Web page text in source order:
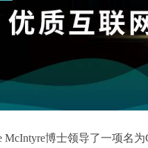
博士领导了一项名为